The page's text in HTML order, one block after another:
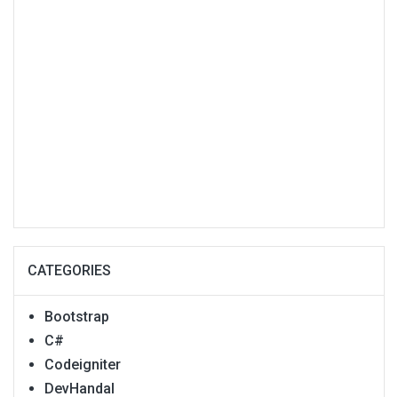
CATEGORIES
Bootstrap
C#
Codeigniter
DevHandal